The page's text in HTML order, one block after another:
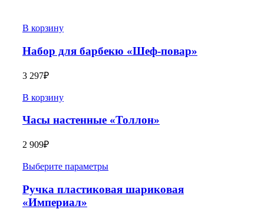
В корзину
Набор для барбекю «Шеф-повар»
3 297₽
В корзину
Часы настенные «Толлон»
2 909₽
Выберите параметры
Ручка пластиковая шариковая
«Империал»